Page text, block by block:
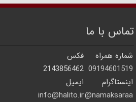
تماس با ما
شماره همراه
فکس
09194601519
2143856462
اینستاگرام
ایمیل
namaksaraa@
info@halito.ir